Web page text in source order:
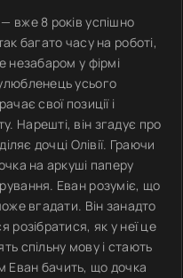
вже 8 років успішно
багато часу на роботі,
незабаром у фірмі
усього
свої позиції і
Нарешті, він згадує про
дочці Олівії. Граючи
на аркуші паперу
Еван розуміє, що
вгадати. Він занадто
розібратися, як у неї це
спільну мову і стають
Еван бачить, що дочка